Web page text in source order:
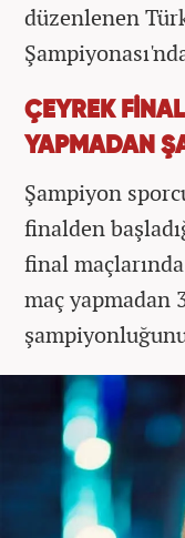
düzenlenen
ÇEYREK
YAPMADAN
Şampiyon
finalden
final
maç yapmadan